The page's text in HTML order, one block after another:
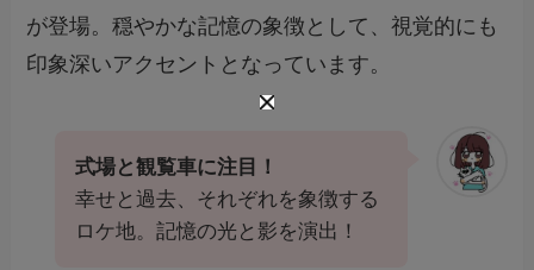
が登場。穏やかな記憶の象徴として、視覚的にも
印象深いアクセントとなっています。
式場と観覧車に注目！
幸せと過去、それぞれを象徴する
ロケ地。記憶の光と影を演出！